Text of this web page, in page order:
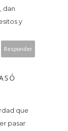
dan
y
Responder
que
pasar